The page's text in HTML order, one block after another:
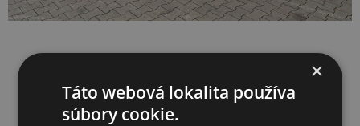
×
Táto webová lokalita používa
súbory cookie.